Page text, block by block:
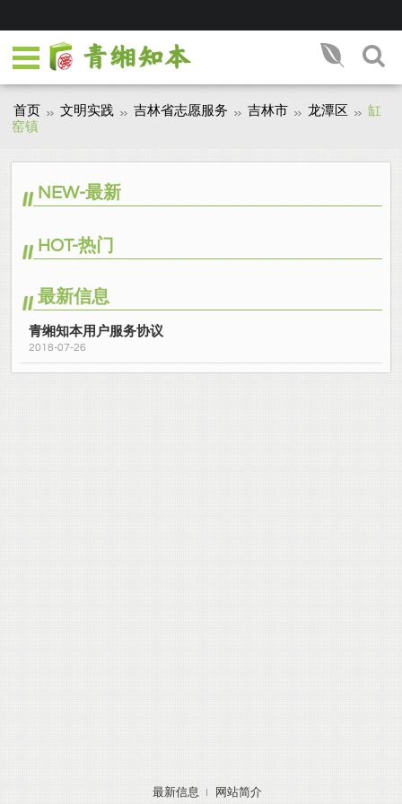
首页 文明实践 吉林省志愿服务 吉林市 龙潭区
缸
窑镇
NEW-最新
HOT-热门
最新信息
青缃知本用户服务协议
2018-07-26
最新信息 网站简介